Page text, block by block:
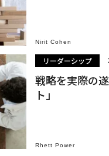
Nirit Cohen
リーダーシップ
戦略を実際の
ト」
Rhett Power